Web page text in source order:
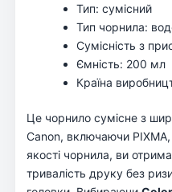
Тип: сумісний
Тип чорнила:
Сумісність з
Ємність: 200 мл
Країна
Це чорнило сумісне з
Canon, включаючи PIXMA,
якості чорнила, ви
тривалість друку без